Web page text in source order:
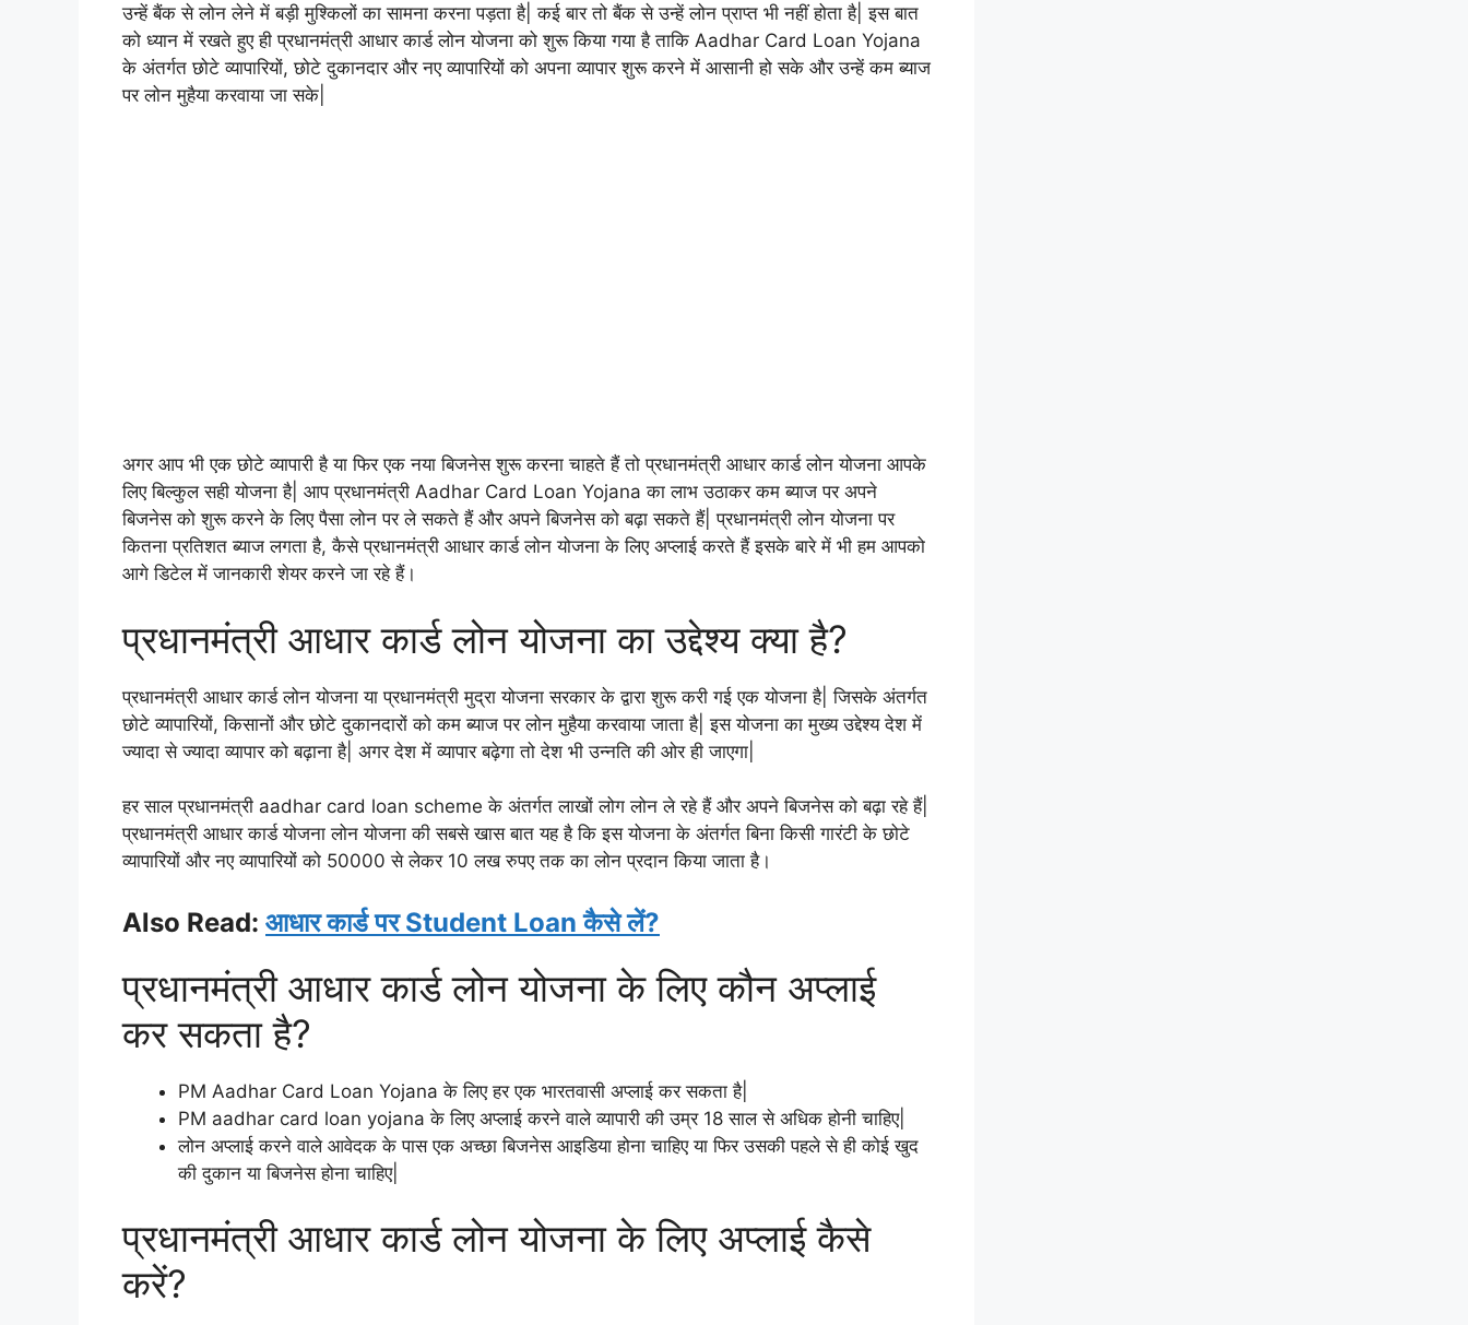
उन्हें बैंक से लोन लेने में बड़ी मुश्किलों का सामना करना पड़ता है| कई बार तो बैंक से उन्हें लोन प्राप्त भी नहीं होता है| इस बात
को ध्यान में रखते हुए ही प्रधानमंत्री आधार कार्ड लोन योजना को शुरू किया गया है ताकि Aadhar Card Loan Yojana
के अंतर्गत छोटे व्यापारियों, छोटे दुकानदार और नए व्यापारियों को अपना व्यापार शुरू करने में आसानी हो सके और उन्हें कम ब्याज
पर लोन मुहैया करवाया जा सके|
अगर आप भी एक छोटे व्यापारी है या फिर एक नया बिजनेस शुरू करना चाहते हैं तो प्रधानमंत्री आधार कार्ड लोन योजना आपके
लिए बिल्कुल सही योजना है| आप प्रधानमंत्री Aadhar Card Loan Yojana का लाभ उठाकर कम ब्याज पर अपने
बिजनेस को शुरू करने के लिए पैसा लोन पर ले सकते हैं और अपने बिजनेस को बढ़ा सकते हैं| प्रधानमंत्री लोन योजना पर
कितना प्रतिशत ब्याज लगता है, कैसे प्रधानमंत्री आधार कार्ड लोन योजना के लिए अप्लाई करते हैं इसके बारे में भी हम आपको
आगे डिटेल में जानकारी शेयर करने जा रहे हैं।
प्रधानमंत्री आधार कार्ड लोन योजना का उद्देश्य क्या है?
प्रधानमंत्री आधार कार्ड लोन योजना या प्रधानमंत्री मुद्रा योजना सरकार के द्वारा शुरू करी गई एक योजना है| जिसके अंतर्गत
छोटे व्यापारियों, किसानों और छोटे दुकानदारों को कम ब्याज पर लोन मुहैया करवाया जाता है| इस योजना का मुख्य उद्देश्य देश में
ज्यादा से ज्यादा व्यापार को बढ़ाना है| अगर देश में व्यापार बढ़ेगा तो देश भी उन्नति की ओर ही जाएगा|
हर साल प्रधानमंत्री aadhar card loan scheme के अंतर्गत लाखों लोग लोन ले रहे हैं और अपने बिजनेस को बढ़ा रहे हैं|
प्रधानमंत्री आधार कार्ड योजना लोन योजना की सबसे खास बात यह है कि इस योजना के अंतर्गत बिना किसी गारंटी के छोटे
व्यापारियों और नए व्यापारियों को 50000 से लेकर 10 लख रुपए तक का लोन प्रदान किया जाता है।
Also Read: आधार कार्ड पर Student Loan कैसे लें?
प्रधानमंत्री आधार कार्ड लोन योजना के लिए कौन अप्लाई
कर सकता है?
PM Aadhar Card Loan Yojana के लिए हर एक भारतवासी अप्लाई कर सकता है|
PM aadhar card loan yojana के लिए अप्लाई करने वाले व्यापारी की उम्र 18 साल से अधिक होनी चाहिए|
लोन अप्लाई करने वाले आवेदक के पास एक अच्छा बिजनेस आइडिया होना चाहिए या फिर उसकी पहले से ही कोई खुद
की दुकान या बिजनेस होना चाहिए|
प्रधानमंत्री आधार कार्ड लोन योजना के लिए अप्लाई कैसे
करें?